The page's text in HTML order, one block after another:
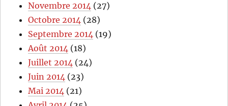
Novembre 2014 (27)
Octobre 2014 (28)
Septembre 2014 (19)
Août 2014 (18)
Juillet 2014 (24)
Juin 2014 (23)
Mai 2014 (21)